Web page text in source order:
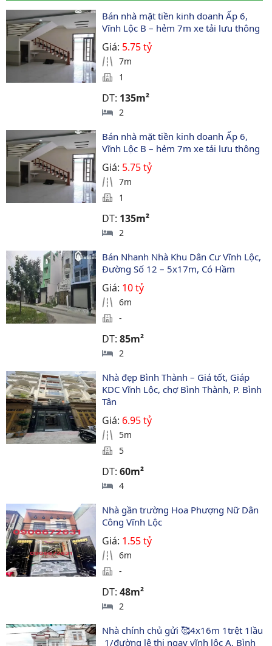
Bán nhà mặt tiền kinh doanh Ấp 6,
Vĩnh Lộc B – hẻm 7m xe tải lưu thông
Giá: 5.75 tỷ
7m
1
DT: 135m²
2
Bán nhà mặt tiền kinh doanh Ấp 6,
Vĩnh Lộc B – hẻm 7m xe tải lưu thông
Giá: 5.75 tỷ
7m
1
DT: 135m²
2
Bán Nhanh Nhà Khu Dân Cư Vĩnh Lộc,
Đường Số 12 – 5x17m, Có Hầm
Giá: 10 tỷ
6m
-
DT:85m²
2
Nhà đẹp Bình Thành – Giá tốt, Giáp
KDC Vĩnh Lộc, chợ Bình Thành, P. Bình
Tân
Giá: 6.95 tỷ
5m
5
DT:60m²
4
Nhà gần trường Hoa Phượng Nữ Dân
Công Vĩnh Lộc
Giá: 1.55 tỷ
6m
-
DT:48m²
2
Nhà chính chủ gửi 🥰4x16m 1trệt 1lầu
1/đường lê thị ngay vĩnh lộc A, Bình